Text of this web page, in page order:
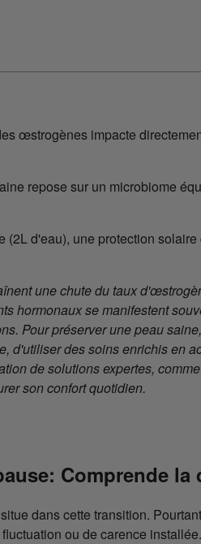
œstrogènes impacte
repose sur un microbiome
(2L d'eau), une protection
une chute du taux
hormonaux se manifestent
Pour préserver une peau
d'utiliser des soins enrichis en
de solutions expertes,
son confort quotidien.
Comprende
dans cette transition.
ou de carence installée.